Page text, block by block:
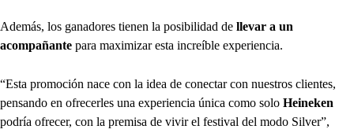
Además, los ganadores tienen la posibilidad de llevar a un
acompañante para maximizar esta increíble experiencia.
“Esta promoción nace con la idea de conectar con nuestros clientes,
pensando en ofrecerles una experiencia única como solo Heineken
podría ofrecer, con la premisa de vivir el festival del modo Silver”,